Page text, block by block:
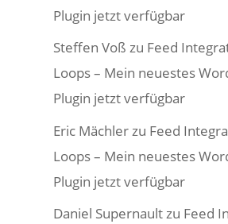
Plugin jetzt verfügbar
Steffen Voß zu Feed
Loops – Mein neuestes
Plugin jetzt verfügbar
Eric Mächlerzu Feed
Loops – Mein neuestes
Plugin jetzt verfügbar
Daniel Supernaultzu Feed